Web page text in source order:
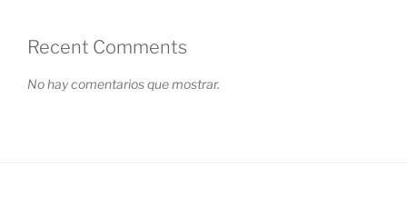
Recent Comments
No hay comentarios que mostrar.